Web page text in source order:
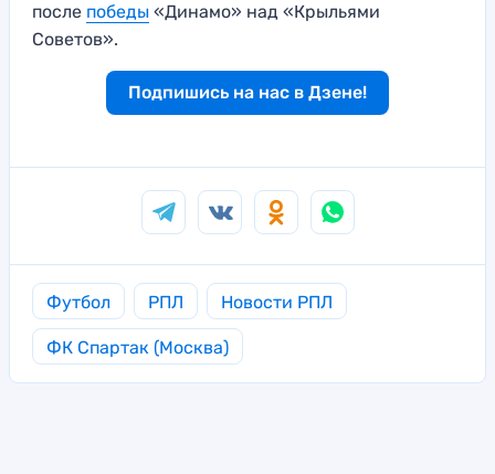
после победы «Динамо» над «Крыльями
Советов».
Подпишись на нас в Дзене!
Футбол РПЛ Новости РПЛ
ФК Спартак (Москва)